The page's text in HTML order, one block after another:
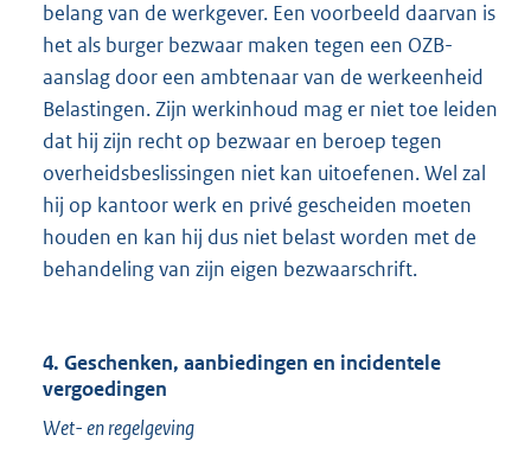
belang van de werkgever. Een voorbeeld daarvan is
het als burger bezwaar maken tegen een OZB-
aanslag door een ambtenaar van de werkeenheid
Belastingen. Zijn werkinhoud mag er niet toe leiden
dat hij zijn recht op bezwaar en beroep tegen
overheidsbeslissingen niet kan uitoefenen. Wel zal
hij op kantoor werk en privé gescheiden moeten
houden en kan hij dus niet belast worden met de
behandeling van zijn eigen bezwaarschrift.
4. Geschenken, aanbiedingen en incidentele
vergoedingen
Wet- en regelgeving